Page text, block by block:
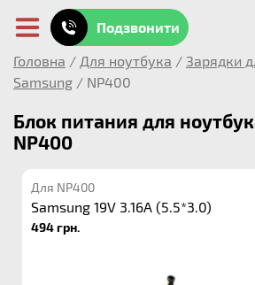
Подзвонити
Головна / Для ноутбука / Зарядки
Samsung / NP400
Блок питания для
NP400
Для NP400
Samsung 19V 3.16A (5.5*3.0)
494 грн.